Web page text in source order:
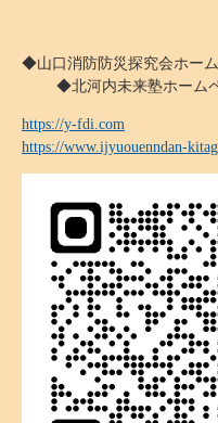
◆山口消防防災探究会
◆北河内未来塾ホームペ
https://y-fdi.com
https://www.ijyuouenndan-